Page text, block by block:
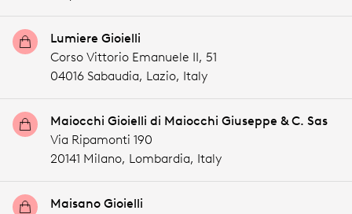
Lumiere Gioielli
Corso Vittorio Emanuele II, 51
04016 Sabaudia, Lazio, Italy
Maiocchi Gioielli di Maiocchi Giuseppe & C. Sas
Via Ripamonti 190
20141 Milano, Lombardia, Italy
Maisano Gioielli